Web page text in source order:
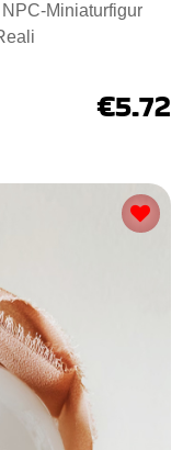
Miniaturfigur
€5.72